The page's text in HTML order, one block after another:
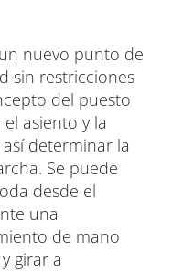
nuevo punto de
sin restricciones
del puesto
asiento y la
determinar la
Se puede
desde el
una
de mano
girar a